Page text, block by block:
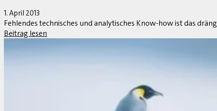
Basis, FI, BW, CO und SD sind die gefragtesten SAP-